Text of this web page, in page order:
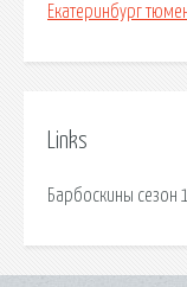
Екатеринбург
Links
Барбоскины сезон